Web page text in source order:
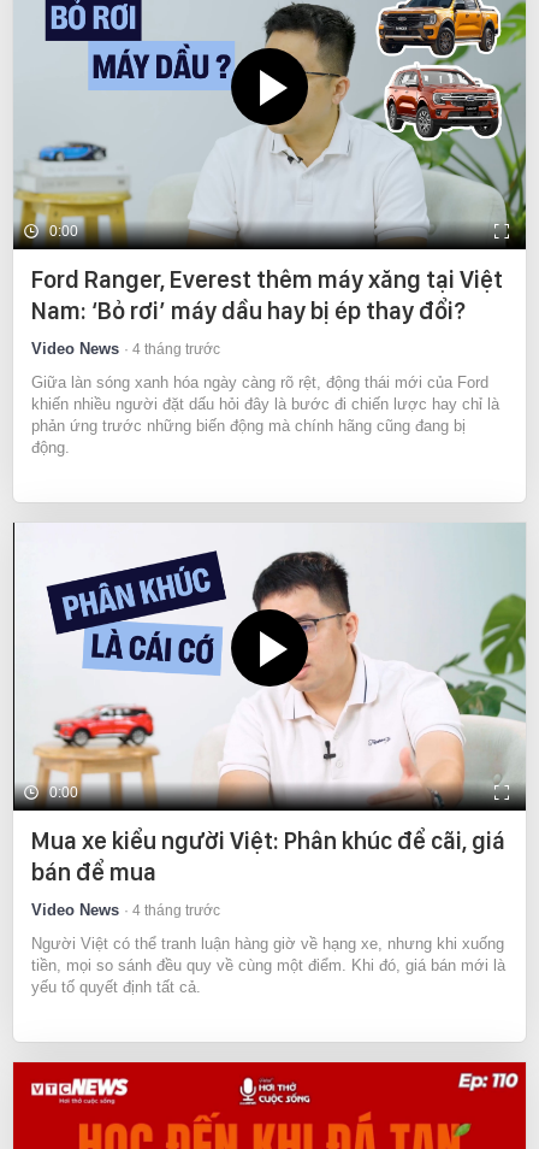
0:00
Ford Ranger, Everest thêm máy xăng tại Việt
Nam: ‘Bỏ rơi’ máy dầu hay bị ép thay đổi?
Video News 4 tháng trước
Giữa làn sóng xanh hóa ngày càng rõ rệt, động thái mới của Ford
khiến nhiều người đặt dấu hỏi đây là bước đi chiến lược hay chỉ là
phản ứng trước những biến động mà chính hãng cũng đang bị
động.
0:00
Mua xe kiểu người Việt: Phân khúc để cãi, giá
bán để mua
Video News 4 tháng trước
Người Việt có thể tranh luận hàng giờ về hạng xe, nhưng khi xuống
tiền, mọi so sánh đều quy về cùng một điểm. Khi đó, giá bán mới là
yếu tố quyết định tất cả.